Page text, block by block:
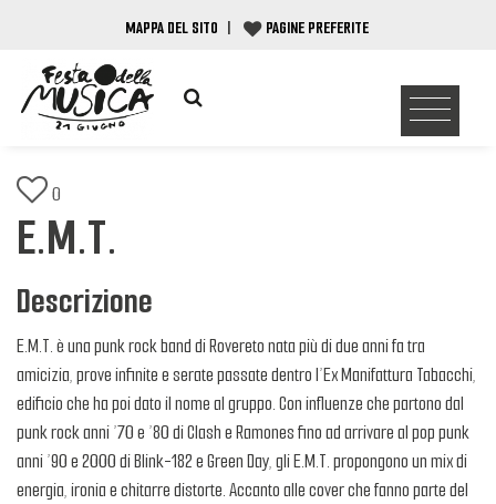
MAPPA DEL SITO | PAGINE PREFERITE
0
E.M.T.
Descrizione
E.M.T. è una punk rock band di Rovereto nata più di due anni fa tra
amicizia, prove infinite e serate passate dentro l’Ex Manifattura Tabacchi,
edificio che ha poi dato il nome al gruppo. Con influenze che partono dal
punk rock anni ’70 e ’80 di Clash e Ramones fino ad arrivare al pop punk
anni ’90 e 2000 di Blink-182 e Green Day, gli E.M.T. propongono un mix di
energia, ironia e chitarre distorte. Accanto alle cover che fanno parte del